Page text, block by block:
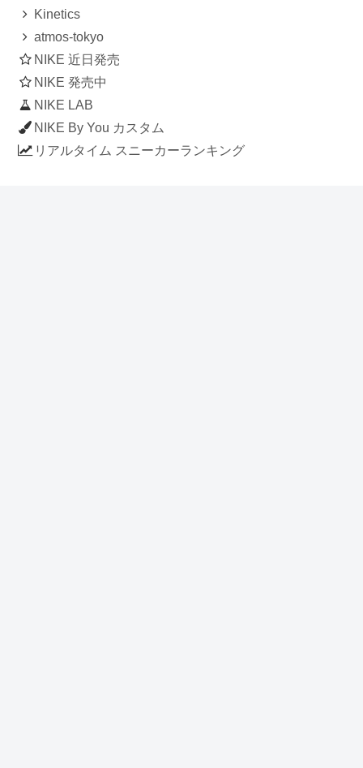
Kinetics
atmos-tokyo
NIKE 近日発売
NIKE 発売中
NIKE LAB
NIKE By You カスタム
リアルタイム スニーカーランキング